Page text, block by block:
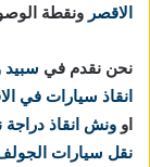
الاقصر ونقطة
نحن نقدم في سبيد
انقاذ سيارات في
او ونش انقاذ دراجة
نقل سيارات